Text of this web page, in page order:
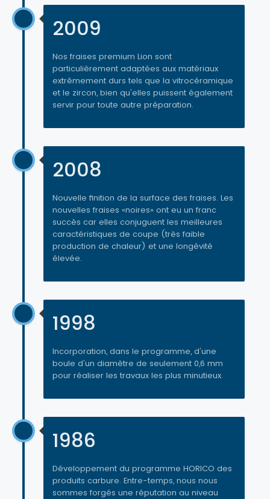
2009
Nos fraises premium Lion sont
particulièrement adaptées aux matériaux
extrêmement durs tels que la vitrocéramique
et le zircon, bien qu'elles puissent également
servir pour toute autre préparation.
2008
Nouvelle finition de la surface des fraises. Les
nouvelles fraises «noires» ont eu un franc
succès car elles conjuguent les meilleures
caractéristiques de coupe (très faible
production de chaleur) et une longévité
élevée.
1998
Incorporation, dans le programme, d'une
boule d'un diamètre de seulement 0,6 mm
pour réaliser les travaux les plus minutieux.
1986
Développement du programme HORICO des
produits carbure. Entre-temps, nous nous
sommes forgés une réputation au niveau